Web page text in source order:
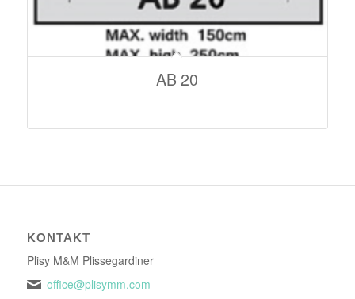
AB 20
KONTAKT
Plisy M&M Plissegardiner
office@plisymm.com